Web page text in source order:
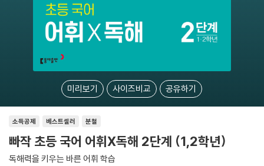
미리보기 사이즈비교 공유하기
소득공제 베스트셀러 분철
빠작 초등 국어 어휘X독해 2단계 (1,2학년)
독해력을 키우는 바른 어휘 학습